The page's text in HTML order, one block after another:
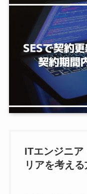
ITエンジニア
リアを考え